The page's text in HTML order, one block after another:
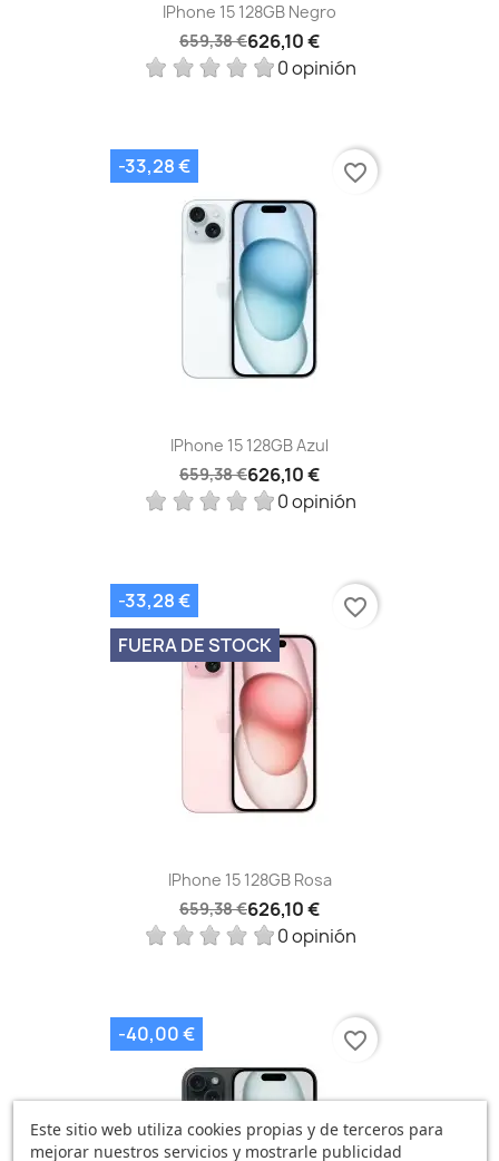
IPhone 15 128GB Negro
659,38 €626,10 €
0 opinión
IPhone 15 128GB Azul
659,38 €626,10 €
0 opinión
-33,28 € favorite_border
IPhone 15 128GB Rosa
659,38 €626,10 €
0 opinión
-33,28 €
FUERA DE STOCK
favorite_border
-40,00 € favorite_border
Este sitio web utiliza cookies propias y de terceros para
mejorar nuestros servicios y mostrarle publicidad